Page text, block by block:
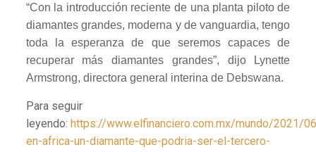
“Con la introducción reciente de una planta piloto de
diamantes grandes, moderna y de vanguardia, tengo
toda la esperanza de que seremos capaces de
recuperar más diamantes grandes”, dijo Lynette
Armstrong, directora general interina de Debswana.
Para seguir
leyendo: https://www.elfinanciero.com.mx/mundo/2021/
en-africa-un-diamante-que-podria-ser-el-tercero-